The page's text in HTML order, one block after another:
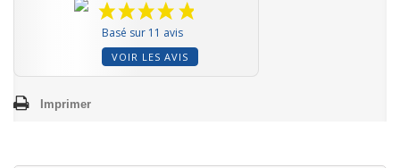
Basé sur 11 avis
VOIR LES AVIS
Imprimer